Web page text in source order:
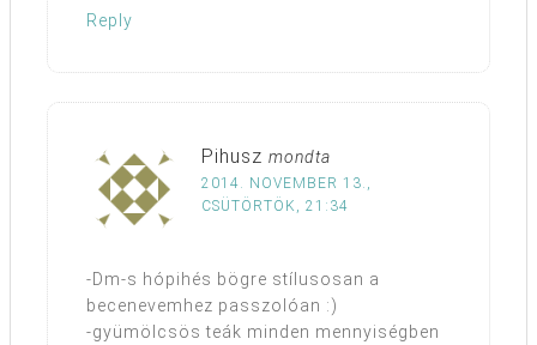
Reply
Pihusz mondta
2014. NOVEMBER 13.,
CSÜTÖRTÖK, 21:34
-Dm-s hópihés bögre stílusosan a
becenevemhez passzolóan :)
-gyümölcsös teák minden mennyiségben